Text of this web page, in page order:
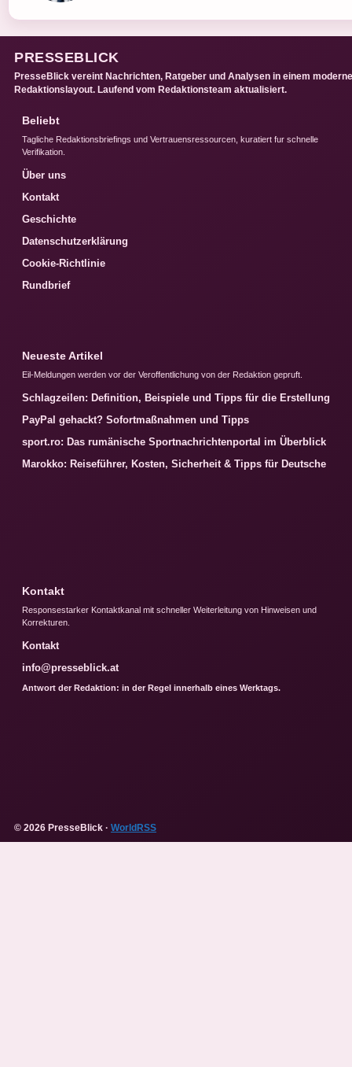
PRESSEBLICK
PresseBlick vereint Nachrichten, Ratgeber und Analysen in einem
Redaktionslayout. Laufend vom Redaktionsteam aktualisiert.
Beliebt
Tagliche Redaktionsbriefings und Vertrauensressourcen, kuratiert fur schnelle
Verifikation.
Über uns
Kontakt
Geschichte
Datenschutzerklärung
Cookie-Richtlinie
Rundbrief
Neueste Artikel
Eil-Meldungen werden vor der Veroffentlichung von der Redaktion gepruft.
Schlagzeilen: Definition, Beispiele und Tipps für die Erstellung
PayPal gehackt? Sofortmaßnahmen und Tipps
sport.ro: Das rumänische Sportnachrichtenportal im Überblick
Marokko: Reiseführer, Kosten, Sicherheit & Tipps für Deutsche
Kontakt
Responsestarker Kontaktkanal mit schneller Weiterleitung von Hinweisen und
Korrekturen.
Kontakt
info@presseblick.at
Antwort der Redaktion: in der Regel innerhalb eines Werktags.
© 2026 PresseBlick · WorldRSS